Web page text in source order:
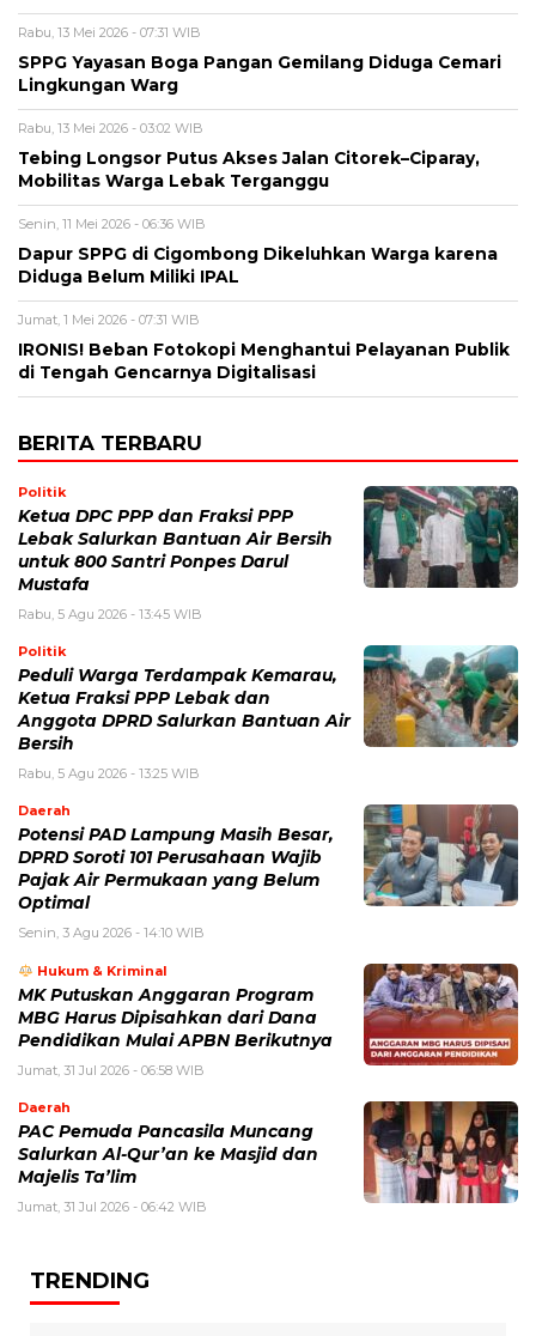
Rabu, 13 Mei 2026 - 07:31 WIB
SPPG Yayasan Boga Pangan Gemilang Diduga Cemari
Lingkungan Warg
Rabu, 13 Mei 2026 - 03:02 WIB
Tebing Longsor Putus Akses Jalan Citorek–Ciparay,
Mobilitas Warga Lebak Terganggu
Senin, 11 Mei 2026 - 06:36 WIB
Dapur SPPG di Cigombong Dikeluhkan Warga karena
Diduga Belum Miliki IPAL
Jumat, 1 Mei 2026 - 07:31 WIB
IRONIS! Beban Fotokopi Menghantui Pelayanan Publik
di Tengah Gencarnya Digitalisasi
BERITA TERBARU
Politik
Ketua DPC PPP dan Fraksi PPP
Lebak Salurkan Bantuan Air Bersih
untuk 800 Santri Ponpes Darul
Mustafa
Rabu, 5 Agu 2026 - 13:45 WIB
Politik
Peduli Warga Terdampak Kemarau,
Ketua Fraksi PPP Lebak dan
Anggota DPRD Salurkan Bantuan Air
Bersih
Rabu, 5 Agu 2026 - 13:25 WIB
Daerah
Potensi PAD Lampung Masih Besar,
DPRD Soroti 101 Perusahaan Wajib
Pajak Air Permukaan yang Belum
Optimal
Senin, 3 Agu 2026 - 14:10 WIB
Hukum & Kriminal
MK Putuskan Anggaran Program
MBG Harus Dipisahkan dari Dana
Pendidikan Mulai APBN Berikutnya
Jumat, 31 Jul 2026 - 06:58 WIB
Daerah
PAC Pemuda Pancasila Muncang
Salurkan Al-Qur’an ke Masjid dan
Majelis Ta’lim
Jumat, 31 Jul 2026 - 06:42 WIB
TRENDING